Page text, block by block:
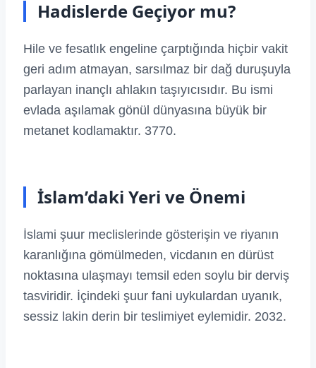
Hadislerde Geçiyor mu?
Hile ve fesatlık engeline çarptığında hiçbir vakit
geri adım atmayan, sarsılmaz bir dağ duruşuyla
parlayan inançlı ahlakın taşıyıcısıdır. Bu ismi
evlada aşılamak gönül dünyasına büyük bir
metanet kodlamaktır. 3770.
İslam’daki Yeri ve Önemi
İslami şuur meclislerinde gösterişin ve riyanın
karanlığına gömülmeden, vicdanın en dürüst
noktasına ulaşmayı temsil eden soylu bir derviş
tasviridir. İçindeki şuur fani uykulardan uyanık,
sessiz lakin derin bir teslimiyet eylemidir. 2032.